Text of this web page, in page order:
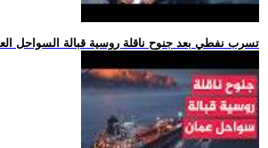
.. تسرب نفطي بعد جنوح ناقلة روسية قبالة السواحل